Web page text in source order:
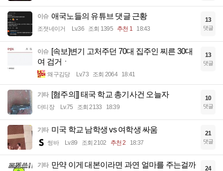
이슈 애국노들의 유튜브 댓글 근황
조졋네이거 Lv.36 조회 1395 추천 1 18:43
13
댓글
이슈 [속보]변기 고처주던 70대 집주인 찌른 30대
여 검거ㆍ
왜구김당 Lv.73 조회 2064 18:41
13
댓글
기타 [혐주의]] 태국 학교 총기사건 오늘자
더티장 Lv.75 조회 2133 18:39
10
댓글
기타 미국 학교 남학생 vs 여학생 싸움
썽바 Lv.89 조회 2102 추천 2 18:37
21
댓글
기타 만약 이게 대본이라면 과연 얼마를 주는걸까 24